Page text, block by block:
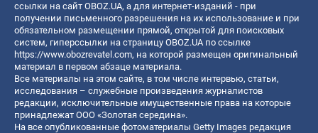
ссылки на сайт OBOZ.UA, а для интернет-изданий - при
получении письменного разрешения на их использование и при
обязательном размещении прямой, открытой для поисковых
систем, гиперссылки на страницу OBOZ.UA по ссылке
https://www.obozrevatel.com, на которой размещен оригинальный
материал в первом абзаце материала.
Все материалы на этом сайте, в том числе интервью, статьи,
исследования – служебные произведения журналистов
редакции, исключительные имущественные права на которые
принадлежат ООО «Золотая середина».
На все опубликованные фотоматериалы Getty Images редакция